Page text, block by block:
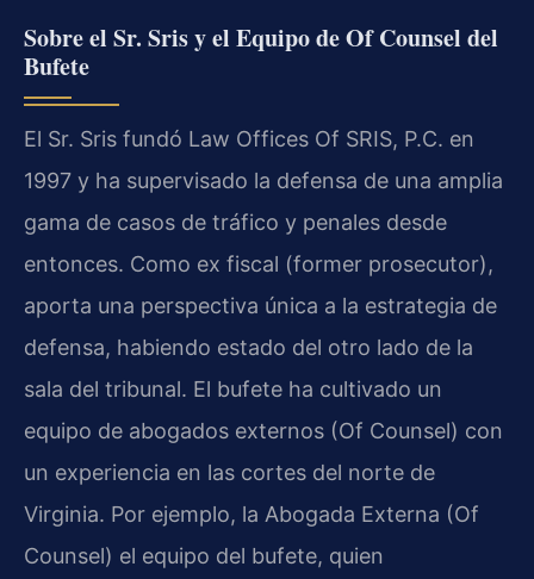
Sobre el Sr. Sris y el Equipo de Of Counsel del
Bufete
El Sr. Sris fundó Law Offices Of SRIS, P.C. en
1997 y ha supervisado la defensa de una amplia
gama de casos de tráfico y penales desde
entonces. Como ex fiscal (former prosecutor),
aporta una perspectiva única a la estrategia de
defensa, habiendo estado del otro lado de la
sala del tribunal. El bufete ha cultivado un
equipo de abogados externos (Of Counsel) con
un experiencia en las cortes del norte de
Virginia. Por ejemplo, la Abogada Externa (Of
Counsel) el equipo del bufete, quien